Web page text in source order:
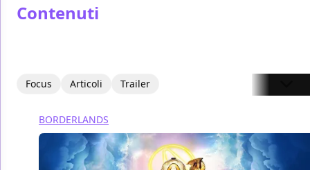
Contenuti
Focus Articoli Trailer
BORDERLANDS